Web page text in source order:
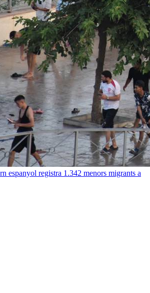
espanyol registra 1.342 menors migrants a